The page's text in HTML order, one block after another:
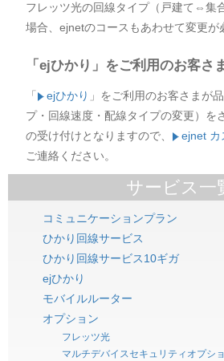
フレッツ光の回線タイプ（戸建て⇔集
場合、ejnetのコースもあわせて変更が
「ejひかり」 をご利用のお客さ
「 ejひかり 」 をご利用のお客さまが
プ・回線速度・配線タイプの変更）を
の受け付けとなりますので、
ejnet カ
ご連絡ください。
サービス一
コミュニケーションプラン
ひかり回線サービス
ひかり回線サービス10ギガ
ejひかり
モバイルルーター
オプション
フレッツ光
マルチデバイスセキュリティオプシ